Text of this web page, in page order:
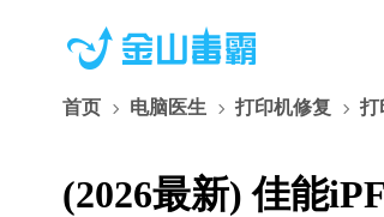
首页 电脑医生 打印机修复 打
(2026最新) 佳能